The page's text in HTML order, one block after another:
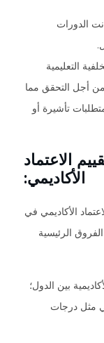
الدورات
التعليمية
من أجل التحقق مما
تأشيرة أو
الاعتماد
الأكاديمي:
الأكاديمي في
الرئيسية
بين الدول؛
مثل درجات